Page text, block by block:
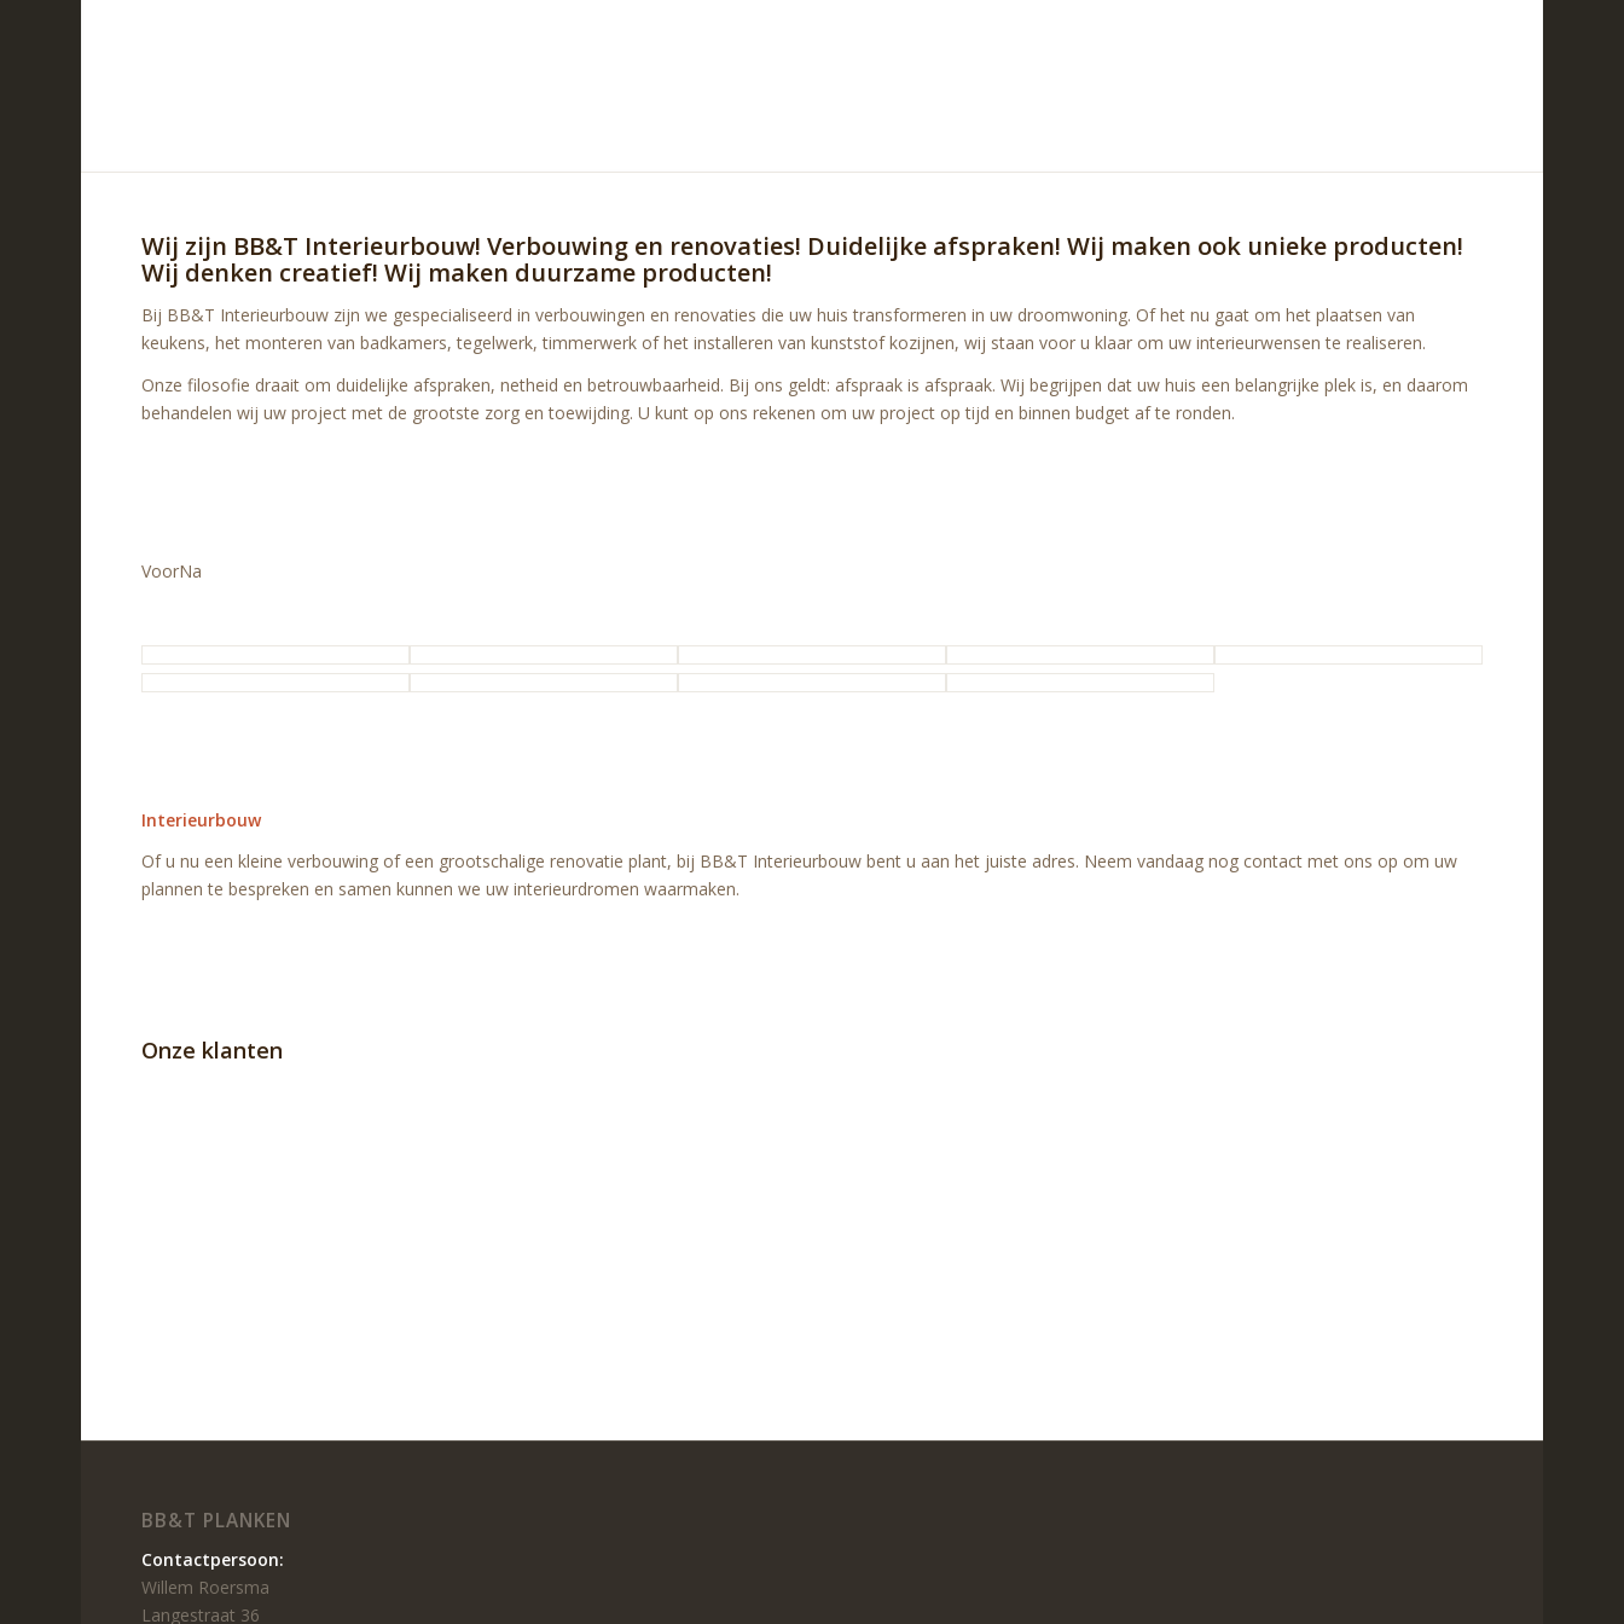
Wij zijn BB&T Interieurbouw! Verbouwing en renovaties! Duidelijke afspraken! Wij maken ook unieke producten!
Wij denken creatief! Wij maken duurzame producten!
Bij BB&T Interieurbouw zijn we gespecialiseerd in verbouwingen en renovaties die uw huis transformeren in uw droomwoning. Of het nu gaat om het plaatsen van
keukens, het monteren van badkamers, tegelwerk, timmerwerk of het installeren van kunststof kozijnen, wij staan voor u klaar om uw interieurwensen te realiseren.
Onze filosofie draait om duidelijke afspraken, netheid en betrouwbaarheid. Bij ons geldt: afspraak is afspraak. Wij begrijpen dat uw huis een belangrijke plek is, en daarom
behandelen wij uw project met de grootste zorg en toewijding. U kunt op ons rekenen om uw project op tijd en binnen budget af te ronden.
VoorNa
Interieurbouw
Of u nu een kleine verbouwing of een grootschalige renovatie plant, bij BB&T Interieurbouw bent u aan het juiste adres. Neem vandaag nog contact met ons op om uw
plannen te bespreken en samen kunnen we uw interieurdromen waarmaken.
Onze klanten
BB&T PLANKEN
Contactpersoon:
Willem Roersma
Langestraat 36